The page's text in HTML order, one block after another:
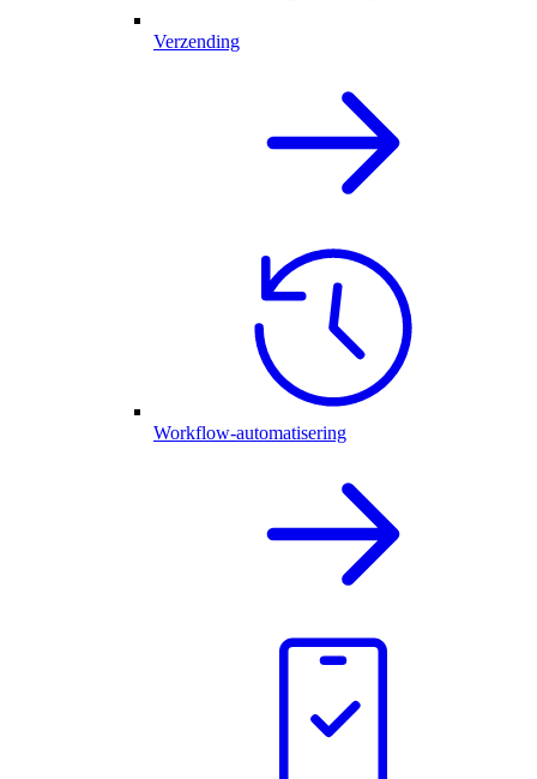
Verzending
Workflow-automatisering